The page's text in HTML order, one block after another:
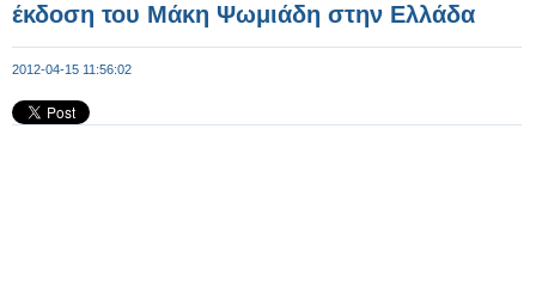
έκδοση του Μάκη Ψωμιάδη στην Ελλάδα
2012-04-15 11:56:02